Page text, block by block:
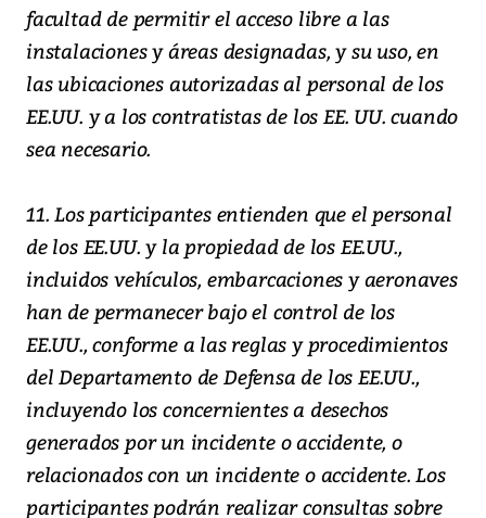
facultad de permitir el acceso libre a las
instalaciones y áreas designadas, y su uso, en
las ubicaciones autorizadas al personal de los
EE.UU. y a los contratistas de los EE. UU. cuando
sea necesario.
11. Los participantes entienden que el personal
de los EE.UU. y la propiedad de los EE.UU.,
incluidos vehículos, embarcaciones y aeronaves
han de permanecer bajo el control de los
EE.UU., conforme a las reglas y procedimientos
del Departamento de Defensa de los EE.UU.,
incluyendo los concernientes a desechos
generados por un incidente o accidente, o
relacionados con un incidente o accidente. Los
participantes podrán realizar consultas sobre